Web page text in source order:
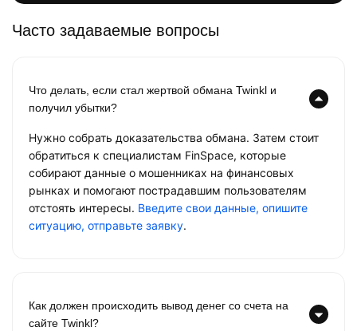
Часто задаваемые вопросы
Что делать, если стал жертвой обмана Twinkl и
получил убытки?
Нужно собрать доказательства обмана. Затем стоит
обратиться к специалистам FinSpace, которые
собирают данные о мошенниках на финансовых
рынках и помогают пострадавшим пользователям
отстоять интересы. Введите свои данные, опишите
ситуацию, отправьте заявку.
Как должен происходить вывод денег со счета на
сайте Twinkl?